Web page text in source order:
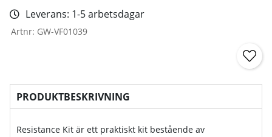
Leverans: 1-5 arbetsdagar
Artnr: GW-VF01039
PRODUKTBESKRIVNING
Resistance Kit är ett praktiskt kit bestående av